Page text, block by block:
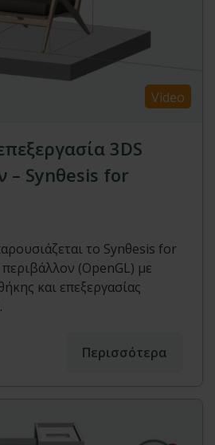
Video
3DS
– Synθesis for
το Synθesis for
(OpenGL) με
και επεξεργασίας
Περισσότερα